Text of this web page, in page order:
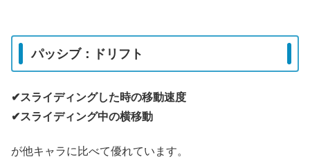
パッシブ：ドリフト
✔︎スライディングした時の移動速度
✔︎スライディング中の横移動
が他キャラに比べて優れています。